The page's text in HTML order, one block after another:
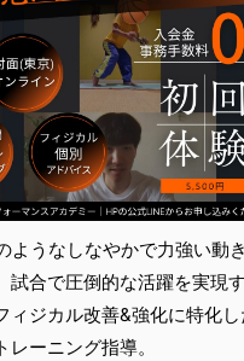
ようなしなやかで力強い動
試合で圧倒的な活躍を実現
ィジカル改善&強化に特化
レーニング指導。